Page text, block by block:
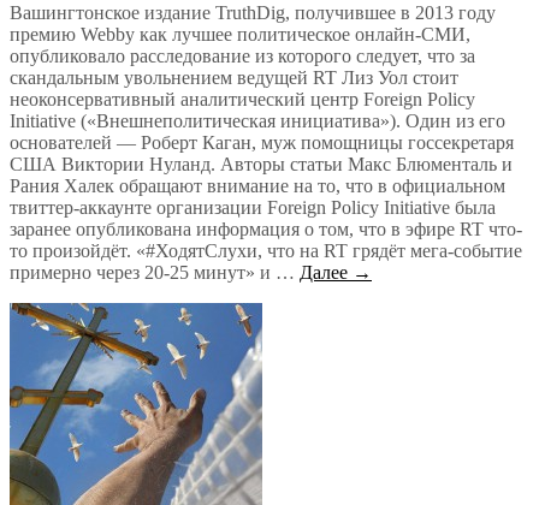
Вашингтонское издание TruthDig, получившее в 2013 году
премию Webby как лучшее политическое онлайн-СМИ,
опубликовало расследование из которого следует, что за
скандальным увольнением ведущей RT Лиз Уол стоит
неоконсервативный аналитический центр Foreign Policy
Initiative («Внешнеполитическая инициатива»). Один из его
основателей — Роберт Каган, муж помощницы госсекретаря
США Виктории Нуланд. Авторы статьи Макс Блюменталь и
Рания Халек обращают внимание на то, что в официальном
твиттер-аккаунте организации Foreign Policy Initiative была
заранее опубликована информация о том, что в эфире RT что-
то произойдёт. «#ХодятСлухи, что на RT грядёт мега-событие
примерно через 20-25 минут» и … Далее →